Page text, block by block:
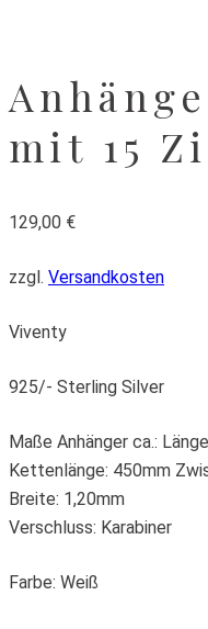
mit 15
129,00 €
zzgl. Versandkosten
Viventy
925/- Sterling Silver
Maße Anhänger ca.:
Kettenlänge: 450mm
Breite: 1,20mm
Verschluss: Karabiner
Farbe: Weiß